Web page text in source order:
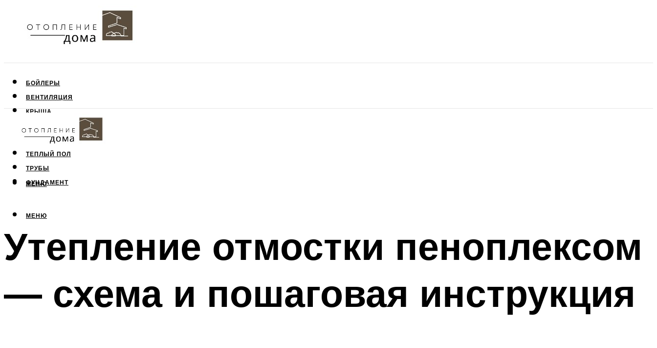
БОЙЛЕРЫ
ВЕНТИЛЯЦИЯ
КРЫША
СТЕНЫ
ТЕПЛЫЙ ПОЛ
ТРУБЫ
ФУНДАМЕНТ
МЕНЮ
МЕНЮ
Утепление отмостки пеноплексом
— схема и пошаговая инструкция